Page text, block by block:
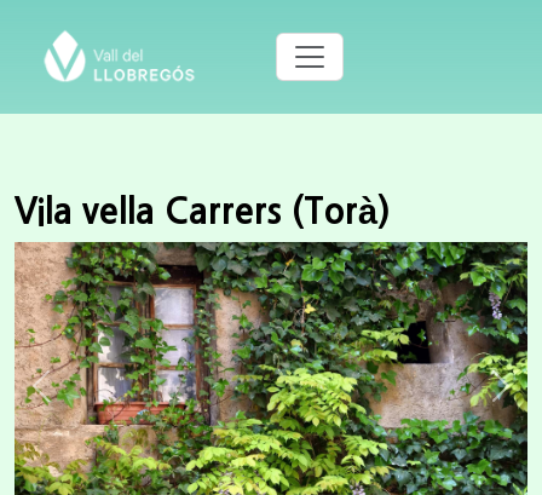
Vila vella Carrers (Torà)
Previous Next